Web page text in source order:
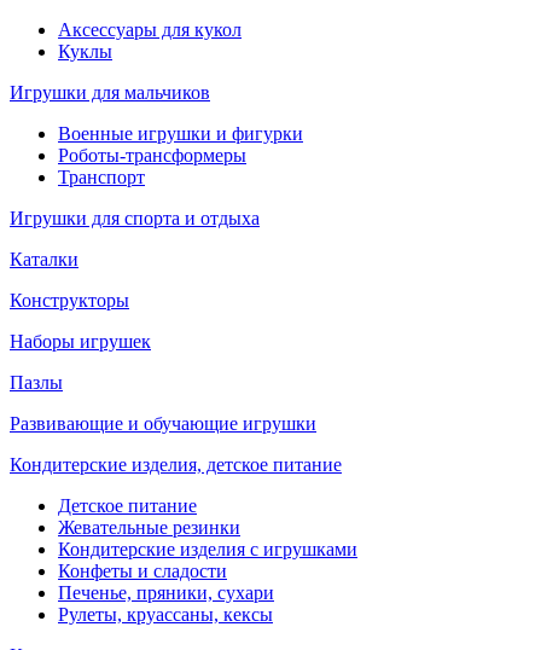
Аксессуары для кукол
Куклы
Игрушки для мальчиков
Военные игрушки и фигурки
Роботы-трансформеры
Транспорт
Игрушки для спорта и отдыха
Каталки
Конструкторы
Наборы игрушек
Пазлы
Развивающие и обучающие игрушки
Кондитерские изделия, детское питание
Детское питание
Жевательные резинки
Кондитерские изделия с игрушками
Конфеты и сладости
Печенье, пряники, сухари
Рулеты, круассаны, кексы